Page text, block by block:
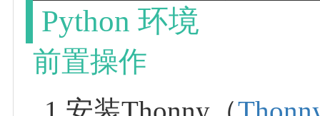
Python 环境
前置操作